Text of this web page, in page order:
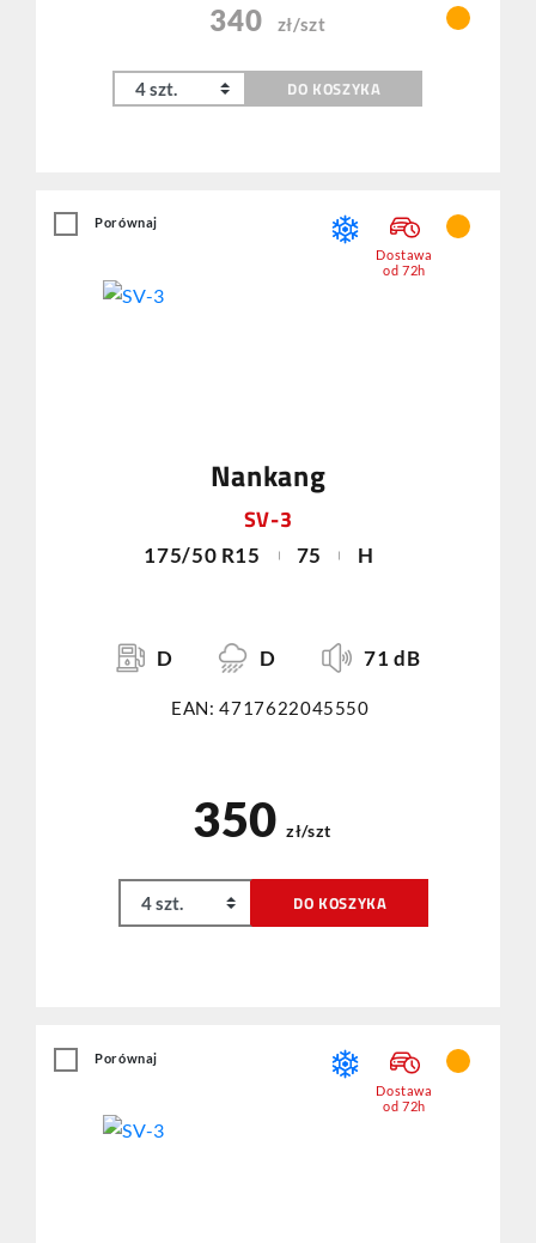
340 zł/szt
DO KOSZYKA
Nankang
SV-3
175/50 R15 75 H
D D 71 dB
EAN: 4717622045550
Porównaj
Dostawa
od 72h
350 zł/szt
DO KOSZYKA
Porównaj
Dostawa
od 72h